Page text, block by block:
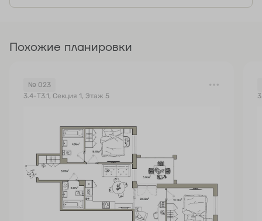
Похожие планировки
№ 023
3.4-Т3.1, Секция 1, Этаж 5